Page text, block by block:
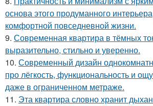
основа этого продуманного
комфортной повседневной жизни.
9. Современная квартира в тёмных
выразительно, стильно и уверенно.
10. Современный дизайн
про лёгкость, функциональность и
даже в ограниченном метраже.
11. Эта квартира словно хранит